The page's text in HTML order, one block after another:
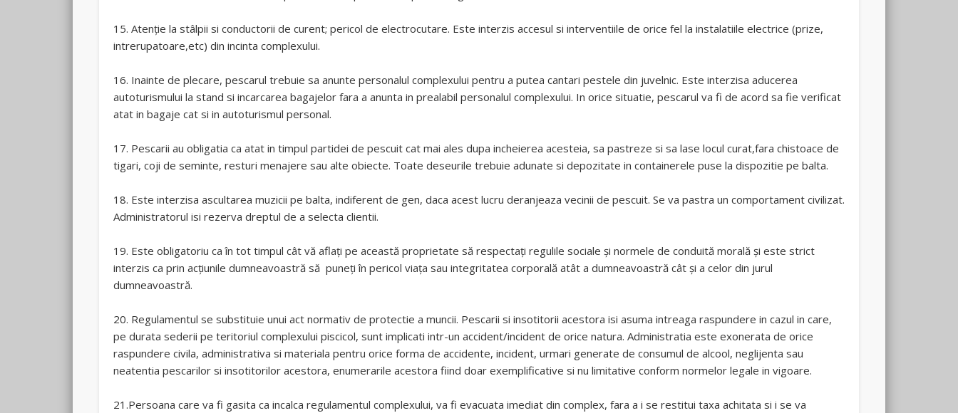
15. Atenție la stâlpii si conductorii de curent; pericol de electrocutare. Este interzis accesul si interventiile de orice fel la instalatiile electrice (prize,
intrerupatoare,etc) din incinta complexului.
16. Inainte de plecare, pescarul trebuie sa anunte personalul complexului pentru a putea cantari pestele din juvelnic. Este interzisa aducerea
autoturismului la stand si incarcarea bagajelor fara a anunta in prealabil personalul complexului. In orice situatie, pescarul va fi de acord sa fie verificat
atat in bagaje cat si in autoturismul personal.
17. Pescarii au obligatia ca atat in timpul partidei de pescuit cat mai ales dupa incheierea acesteia, sa pastreze si sa lase locul curat,fara chistoace de
tigari, coji de seminte, resturi menajere sau alte obiecte. Toate deseurile trebuie adunate si depozitate in containerele puse la dispozitie pe balta.
18. Este interzisa ascultarea muzicii pe balta, indiferent de gen, daca acest lucru deranjeaza vecinii de pescuit. Se va pastra un comportament civilizat.
Administratorul isi rezerva dreptul de a selecta clientii.
19. Este obligatoriu ca în tot timpul cât vă aflați pe această proprietate să respectați regulile sociale și normele de conduită morală și este strict
interzis ca prin acțiunile dumneavoastră să puneți în pericol viața sau integritatea corporală atât a dumneavoastră cât și a celor din jurul
dumneavoastră.
20. Regulamentul se substituie unui act normativ de protectie a muncii. Pescarii si insotitorii acestora isi asuma intreaga raspundere in cazul in care,
pe durata sederii pe teritoriul complexului piscicol, sunt implicati intr-un accident/incident de orice natura. Administratia este exonerata de orice
raspundere civila, administrativa si materiala pentru orice forma de accidente, incident, urmari generate de consumul de alcool, neglijenta sau
neatentia pescarilor si insotitorilor acestora, enumerarile acestora fiind doar exemplificative si nu limitative conform normelor legale in vigoare.
21.Persoana care va fi gasita ca incalca regulamentul complexului, va fi evacuata imediat din complex, fara a i se restitui taxa achitata si i se va